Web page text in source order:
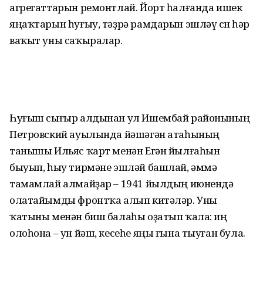
агрегаттарын ремонтлай. Йорт һалғанда ишек
яңаҡтарын һуғыу, тәҙрә рамдарын эшләү өсөн һәр
ваҡыт уны саҡыралар.
Һуғыш сығыр алдынан ул Ишембай районының
Петровский ауылында йәшәгән атаһының
танышы Ильяс ҡарт менән Егән йылғаһын
быуып, һыу тирмәне эшләй башлай, әммә
тамамлай алмайҙар – 1941 йылдың июнендә
олатайымды фронтҡа алып китәләр. Уны
ҡатыны менән биш балаһы оҙатып ҡала: иң
олоһона – ун йәш, кесеһе яңы ғына тыуған була.